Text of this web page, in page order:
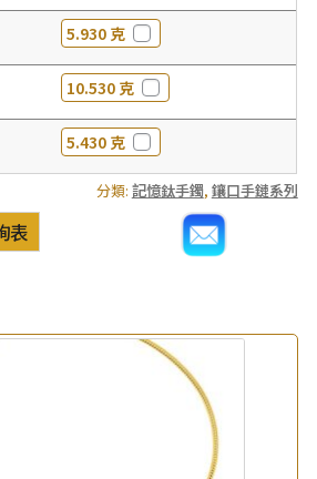
5.930 克
10.530 克
5.430 克
分類: 記憶鈦手鐲, 鑲口手鏈系列
表